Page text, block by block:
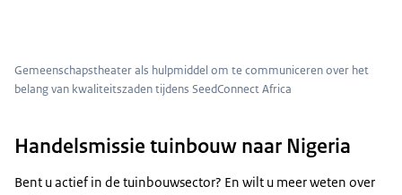
Gemeenschapstheater als hulpmiddel om te communiceren over het
belang van kwaliteitszaden tijdens SeedConnect Africa
Handelsmissie tuinbouw naar Nigeria
Bent u actief in de tuinbouwsector? En wilt u meer weten over